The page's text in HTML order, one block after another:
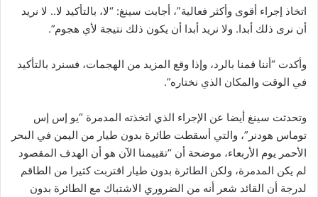
اتخاذ إجراء أقوى وأكثر فعالية”، أجابت سينغ: “لا، بالتأكيد لا.. لا نريد
أن نرى ذلك أبدا. ولا نريد أبدا أن يكون ذلك نتيجة لأي هجوم”.
وأكدت “أننا قمنا بالرد، وإذا وقع المزيد من الهجمات، فسنرد بالتأكيد
في الوقت والمكان الذي نختاره”.
وتحدثت سينغ أيضا عن الإجراء الذي اتخذته المدمرة “يو إس إس
توماس هودنر”، والتي أسقطت طائرة بدون طيار من اليمن في البحر
الأحمر يوم الأربعاء، موضحة أن “تقييمنا الآن هو أن الهدف المقصود
لم يكن المدمرة، ولكن الطائرة بدون طيار اقتربت كثيرا من الطاقم
لدرجة أن القائد شعر أنه من الضروري الاشتباك مع الطائرة بدون